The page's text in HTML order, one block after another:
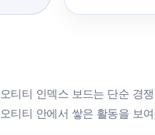
오티티 인덱스 보드는 단순 경
오티티 안에서 쌓은 활동을 보